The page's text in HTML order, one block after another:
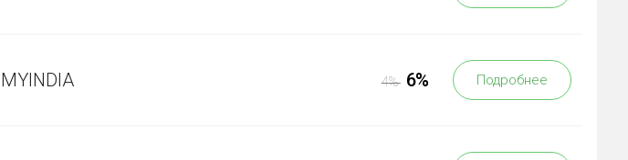
MYINDIA 4% 6% Подробнее